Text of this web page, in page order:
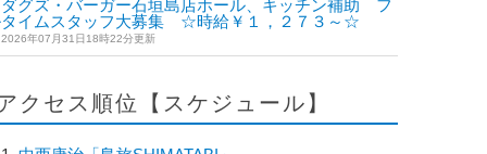
ダグズ・バーガー石垣島店ホール、キッチン補助 フ
イムスタッフ大募集 ☆時給￥１，２７３～☆
2026年07月31日18時22分更新
クセス順位【スケジュール】